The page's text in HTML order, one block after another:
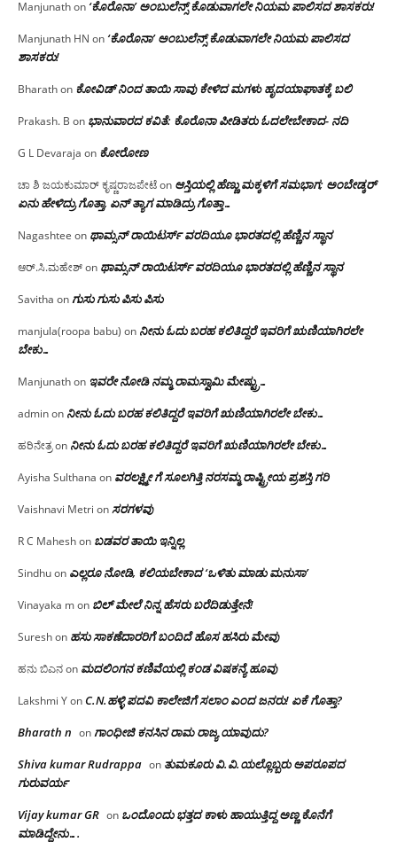
Manjunathon ‘ಕೊರೊನಾ’ ಅಂಬುಲೆನ್ಸ್ ಕೊಡುವಾಗಲೇ ನಿಯಮ ಪಾಲಿಸದ ಶಾಸಕರು!
Manjunath HN on ‘ಕೊರೊನಾ’ ಅಂಬುಲೆನ್ಸ್ ಕೊಡುವಾಗಲೇ ನಿಯಮ ಪಾಲಿಸದ
ಶಾಸಕರು!
Bharathon ಕೋವಿಡ್ ನಿಂದ ತಾಯಿ ಸಾವು ಕೇಳಿದ ಮಗಳು ಹೃದಯಾಘಾತಕ್ಕೆ ಬಲಿ
Prakash. B on ಭಾನುವಾರದ ಕವಿತೆ: ಕೊರೊನಾ ಪೀಡಿತರು ಓದಲೇಬೇಕಾದ- ನದಿ
G L Devaraja on ಕೋರೋಣ
ಚಾ ಶಿ ಜಯಕುಮಾರ್ ಕೃಷ್ಣರಾಜಪೇಟೆon ಆಸ್ತಿಯಲ್ಲಿ ಹೆಣ್ಣು ಮಕ್ಕಳಿಗೆ ಸಮಭಾಗ; ಅಂಬೇಡ್ಕರ್
ಏನು ಹೇಳಿದ್ರು ಗೊತ್ತಾ, ಏನ್ ತ್ಯಾಗ ಮಾಡಿದ್ರು ಗೊತ್ತಾ…
Nagashtee on ಥಾಮ್ಸನ್ ರಾಯಿಟರ್ಸ್ ವರದಿಯೂ ಭಾರತದಲ್ಲಿ ಹೆಣ್ಣಿನ ಸ್ಥಾನ‌
ಆರ್.ಸಿ.ಮಹೇಶ್on ಥಾಮ್ಸನ್ ರಾಯಿಟರ್ಸ್ ವರದಿಯೂ ಭಾರತದಲ್ಲಿ ಹೆಣ್ಣಿನ ಸ್ಥಾನ‌
Savitha onಗುಸು ಗುಸು ಪಿಸು ಪಿಸು
manjula(roopa babu) on ನೀನು ಓದು ಬರಹ ಕಲಿತಿದ್ದರೆ ಇವರಿಗೆ ಋಣಿಯಾಗಿರಲೇ
ಬೇಕು…
Manjunathon ಇವರೇ‌ ನೋಡಿ‌ ನಮ್ಮ‌ ರಾಮಸ್ವಾಮಿ ಮೇಷ್ಟ್ರು…
adminon ನೀನು ಓದು ಬರಹ ಕಲಿತಿದ್ದರೆ ಇವರಿಗೆ ಋಣಿಯಾಗಿರಲೇ ಬೇಕು…
ಹರಿನೇತ್ರon ನೀನು ಓದು ಬರಹ ಕಲಿತಿದ್ದರೆ ಇವರಿಗೆ ಋಣಿಯಾಗಿರಲೇ ಬೇಕು…
Ayisha Sulthana on ವರಲಕ್ಷ್ಮೀ ಗೆ ಸೂಲಗಿತ್ತಿ ನರಸಮ್ಮ‌ ರಾಷ್ಟ್ರೀಯ ಪ್ರಶಸ್ತಿ ಗರಿ
Vaishnavi Metri onಸರಗಳವು
R C Maheshon ಬಡವರ ತಾಯಿ ಇನ್ನಿಲ್ಲ
Sindhuon ಎಲ್ಲರೂ ನೋಡಿ, ಕಲಿಯಬೇಕಾದ ‘ಒಳಿತು ಮಾಡು ಮನುಸಾ’
Vinayaka mon ಬಿಲ್ ಮೇಲೆ ನಿನ್ನ ಹೆಸರು ಬರೆದಿಡುತ್ತೇನೆ!
Sureshon ಹಸು ಸಾಕಣೆದಾರರಿಗೆ ಬಂದಿದೆ ಹೊಸ ಹಸಿರು ಮೇವು
ಹನು ಬಿಎನon ಮದಲಿಂಗನ ಕಣಿವೆಯಲ್ಲಿ ಕಂಡ ವಿಷಕನ್ಯೆ ಹೂವು
Lakshmi YonC.N.ಹಳ್ಳಿ ಪದವಿ ಕಾಲೇಜಿಗೆ ಸಲಾಂ‌ ಎಂದ ಜನರು! ಏಕೆ ಗೊತ್ತಾ?
Bharath n onಗಾಂಧೀಜಿ ಕನಸಿನ ರಾಮ ರಾಜ್ಯ ಯಾವುದು?
Shiva kumar Rudrappa on ತುಮಕೂರು‌ ವಿ.ವಿ.ಯಲ್ಲೊಬ್ಬರು ಅಪರೂಪದ
ಗುರುವರ್ಯ
Vijay kumar GR on ಒಂದೊಂದು ಭತ್ತದ ಕಾಳು ಹಾಯುತ್ತಿದ್ದ ಅಣ್ಣ ಕೊನೆಗೆ
ಮಾಡಿದ್ದೇನು….